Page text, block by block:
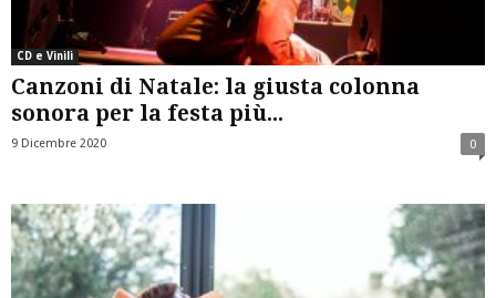
CD e Vinili
Canzoni di Natale: la giusta colonna
sonora per la festa più...
9 Dicembre 2020 0